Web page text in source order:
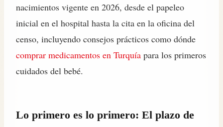
nacimientos vigente en 2026, desde el papeleo
inicial en el hospital hasta la cita en la oficina del
censo, incluyendo consejos prácticos como dónde
comprar medicamentos en Turquía para los primeros
cuidados del bebé.
Lo primero es lo primero: El plazo de